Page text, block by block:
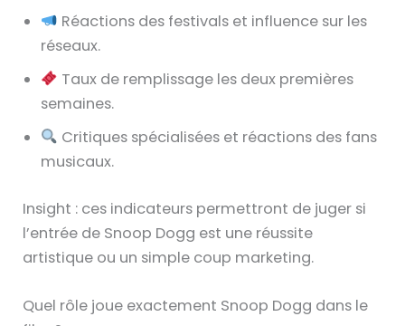
Réactions des festivals et influence sur les
réseaux.
Taux de remplissage les deux premières
semaines.
Critiques spécialisées et réactions des fans
musicaux.
Insight : ces indicateurs permettront de juger si
l’entrée de Snoop Dogg est une réussite
artistique ou un simple coup marketing.
Quel rôle joue exactement Snoop Dogg dans le